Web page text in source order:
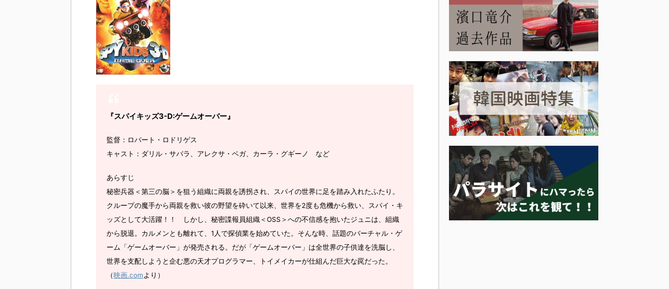
『スパイキッズ3-D:ゲームオーバー』
監督：ロバート・ロドリゲス
キャスト：ダリル・サバラ、アレクサ・ベガ、カーラ・グギーノ など
あらすじ
秘密兵器＜第三の脳＞を狙う組織に両親を誘拐され、スパイの世界に足を踏み入れたふたり。
クループの魔手から両親を救い彼の野望を砕いて以来、世界を2度も危機から救い、スパイ・キ
ッズとして大活躍！！ しかし、秘密諜報員組織＜OSS＞への不信感を抱いたジュニは、組織
から脱退。カルメンとも離れて、1人で探偵業を始めていた。そんな時、話題のバーチャル・ゲ
ーム「ゲームオーバー」が発売される。だが「ゲームオーバー」は全世界の子供達を洗脳し、
世界を支配しようと企む悪の天才プログラマー、トイメイカーが仕組んだ巨大な罠だった。
（映画.comより）